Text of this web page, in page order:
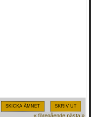
SKICKA ÄMNET SKRIV UT
« föregående nästa »